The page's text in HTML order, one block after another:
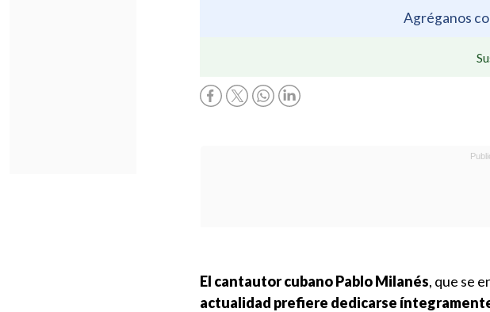
Agréganos
El cantautor cubano Pablo Milanés, que se
actualidad prefiere dedicarse